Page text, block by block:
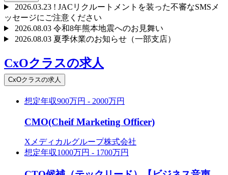
2026.03.23 ! JACリクルートメントを装った不審なSMSメ
ッセージにご注意ください
2026.08.03 令和8年熊本地震へのお見舞い
2026.08.03 夏季休業のお知らせ（一部支店）
CxOクラスの求人
CxOクラスの求人
想定年収900万円 - 2000万円
CMO(Cheif Marketing Officer)
Xメディカルグループ株式会社
想定年収1000万円 - 1700万円